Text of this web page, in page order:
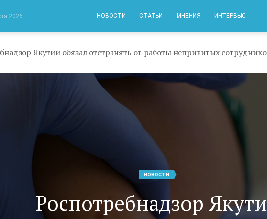
2026 НОВОСТИ СТАТЬИ МНЕНИЯ ИНТЕРВЬЮ
Якутии обязал отстранять от работы непривитых
НОВОСТИ
Роспотребнадзор